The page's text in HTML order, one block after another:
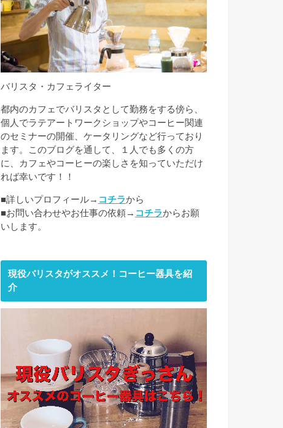
バリスタ・カフェライター
都内のカフェでバリスタとして勤務をする傍ら、
個人でラテアートワークショップやコーヒー関連
のセミナーの開催、ケータリングなど行っており
ます。このブログを通して、１人でも多くの方
に、カフェやコーヒーの楽しさを知っていただけ
れば幸いです！！
■詳しいプロフィール→ コチラから
■お問い合わせやお仕事の依頼→ コチラからお願
いします。
現役バリスタがオススメ！コーヒー器具を紹
介